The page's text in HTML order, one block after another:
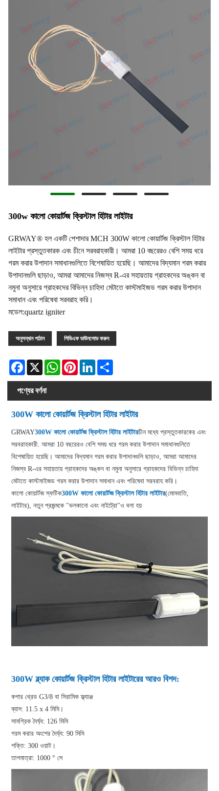
300w কালো কোয়ার্টজ ক্রিস্টাল হিটার লাইটার
GRWAY® হল একটি পেশাদার MCH 300W কালো কোয়ার্টজ ক্রিস্টাল হিটার
লাইটার প্রস্তুতকারক এবং চীনে সরবরাহকারী। আমরা 10 বছরেরও বেশি সময় ধরে
গরম করার উপাদান সমাধানগুলিতে বিশেষায়িত হয়েছি। আমাদের বিদ্যমান গরম করার
উপাদানগুলি ছাড়াও, আমরা আমাদের নিজস্ব R-এর সহায়তায় গ্রাহকদের অঙ্কন বা
নমুনা অনুসারে গ্রাহকদের বিভিন্ন চাহিদা মেটাতে কাস্টমাইজড গরম করার উপাদান
সমাধান এবং পরিষেবা সরবরাহ করি।
মডেল:quartz igniter
অনুসন্ধান পাঠান পিডিএফ ডাউনলোড করুন
Facebook
X WhatsAppPinterestLinkedIn
পণ্যের বর্ণনা
300W কালো কোয়ার্টজ ক্রিস্টাল হিটার লাইটার
GRWAY300W কালো কোয়ার্টজ ক্রিস্টাল হিটার লাইটারচীন মধ্যে প্রস্তুতকারকের এবং
সরবরাহকারী. আমরা 10 বছরেরও বেশি সময় ধরে গরম করার উপাদান সমাধানগুলিতে
বিশেষায়িত হয়েছি। আমাদের বিদ্যমান গরম করার উপাদানগুলি ছাড়াও, আমরা আমাদের
নিজস্ব R-এর সহায়তায় গ্রাহকদের অঙ্কন বা নমুনা অনুসারে গ্রাহকদের বিভিন্ন চাহিদা
মেটাতে কাস্টমাইজড গরম করার উপাদান সমাধান এবং পরিষেবা সরবরাহ করি।
কালো কোয়ার্টজ স্ফটিক300W কালো কোয়ার্টজ ক্রিস্টাল হিটার লাইটার(মোমবাতি,
লাইটার), নতুন প্রজন্মকে "ভলকানো এবং নাইট্রো"ও বলা হয়
300W ব্ল্যাক কোয়ার্টজ ক্রিস্টাল হিটার লাইটারের আরও বিশদ:
কপার থ্রেড G3/8 বা সিরামিক ফ্ল্যাঞ্জ
ব্যাস: 11.5 x 4 মিমি।
সামগ্রিক দৈর্ঘ্য: 126 মিমি
গরম করার অংশের দৈর্ঘ্য: 90 মিমি
শক্তি: 300 ওয়াট।
তাপমাত্রা: 1000 ° সে